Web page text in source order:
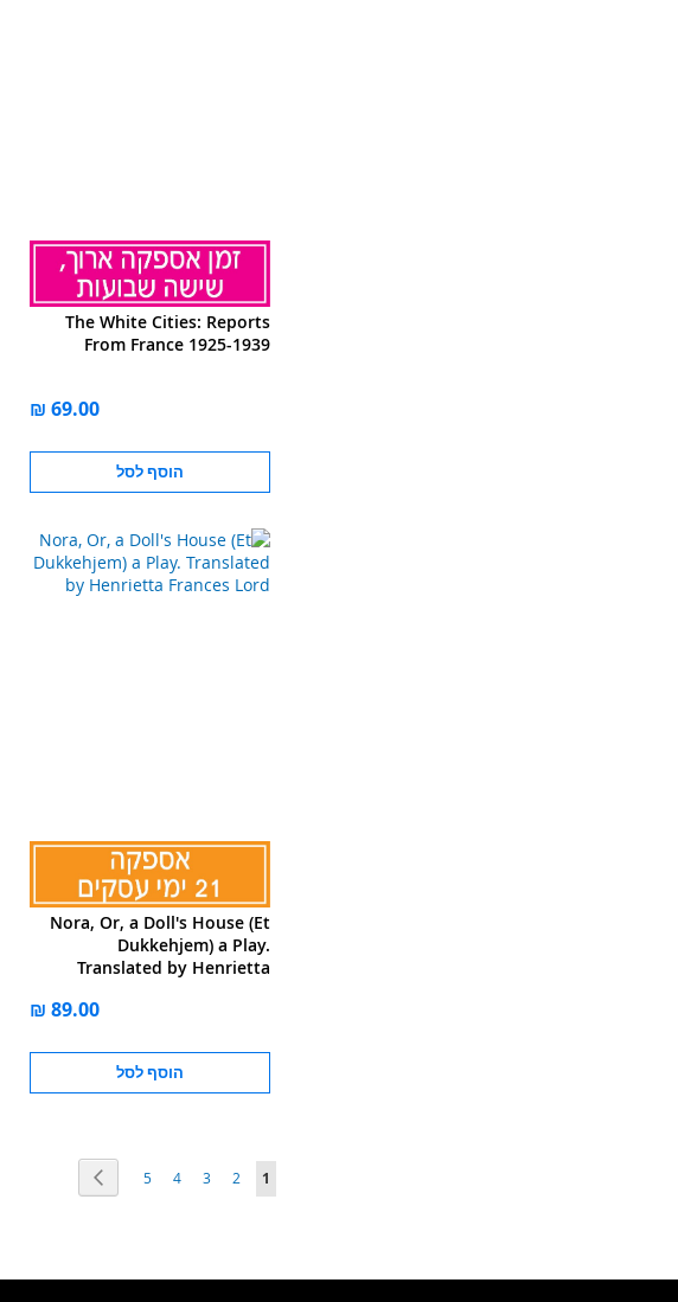
The White Cities: Reports
From France 1925-1939
הוסף לסל
Nora, Or, a Doll's House (Et
Dukkehjem) a Play.
Translated by Henrietta
הוסף לסל
עמוד
You're currently reading page1 עמוד
2 עמוד
3 עמוד
4 עמוד
5